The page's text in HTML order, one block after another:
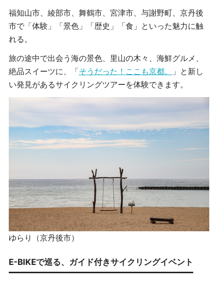
福知山市、綾部市、舞鶴市、宮津市、与謝野町、京丹後
市で「体験」「景色」「歴史」「食」といった魅力に触
れる。
旅の途中で出会う海の景色、里山の木々、海鮮グルメ、
絶品スイーツに、「そうだった！ここも京都。
」と新し
い発見があるサイクリングツアーを体験できます。
ゆらり（京丹後市）
E-BIKEで巡る、ガイド付きサイクリングイベント